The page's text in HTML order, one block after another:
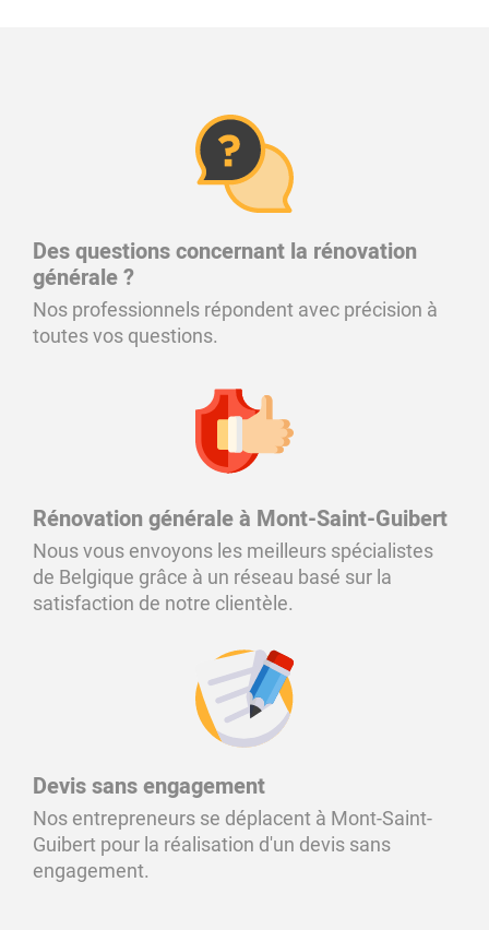
Des questions concernant la rénovation
générale ?
Nos professionnels répondent avec précision à
toutes vos questions.
Rénovation générale à Mont-Saint-Guibert
Nous vous envoyons les meilleurs spécialistes
de Belgique grâce à un réseau basé sur la
satisfaction de notre clientèle.
Devis sans engagement
Nos entrepreneurs se déplacent à Mont-Saint-
Guibert pour la réalisation d'un devis sans
engagement.